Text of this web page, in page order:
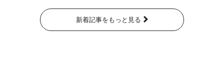
新着記事をもっと見る